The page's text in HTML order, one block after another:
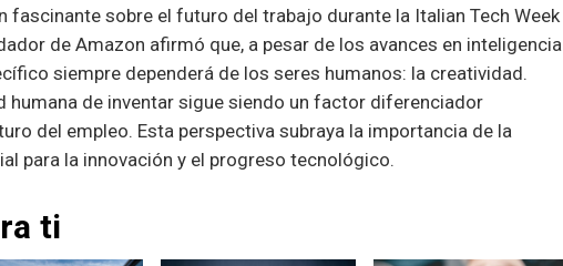
sobre el futuro del trabajo durante la Italian Tech Week
de Amazon afirmó que, a pesar de los avances en inteligencia
siempre dependerá de los seres humanos: la creatividad.
humana de inventar sigue siendo un factor diferenciador
del empleo. Esta perspectiva subraya la importancia de la
para la innovación y el progreso tecnológico.
ti